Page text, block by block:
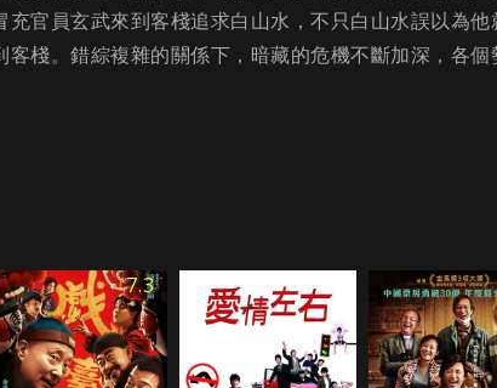
充官員玄武來到客棧追求白山水，不只白山水誤以為
客棧。錯綜複雜的關係下，暗藏的危機不斷加深，各個
7.3